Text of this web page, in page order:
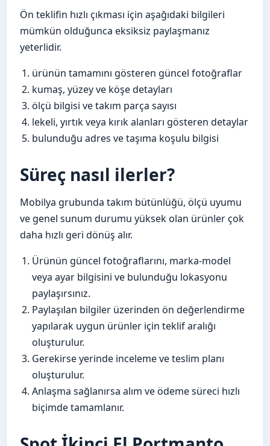
Ön teklifin hızlı çıkması için aşağıdaki bilgileri
mümkün olduğunca eksiksiz paylaşmanız
yeterlidir.
ürünün tamamını gösteren güncel fotoğraflar
kumaş, yüzey ve köşe detayları
ölçü bilgisi ve takım parça sayısı
lekeli, yırtık veya kırık alanları gösteren detaylar
bulunduğu adres ve taşıma koşulu bilgisi
Süreç nasıl ilerler?
Mobilya grubunda takım bütünlüğü, ölçü uyumu
ve genel sunum durumu yüksek olan ürünler çok
daha hızlı geri dönüş alır.
Ürünün güncel fotoğraflarını, marka-model
veya ayar bilgisini ve bulunduğu lokasyonu
paylaşırsınız.
Paylaşılan bilgiler üzerinden ön değerlendirme
yapılarak uygun ürünler için teklif aralığı
oluşturulur.
Gerekirse yerinde inceleme ve teslim planı
oluşturulur.
Anlaşma sağlanırsa alım ve ödeme süreci hızlı
biçimde tamamlanır.